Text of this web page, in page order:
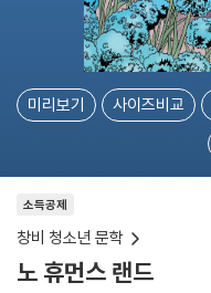
미리보기 사이즈비교
소득공제
창비 청소년 문학
노 휴먼스 랜드